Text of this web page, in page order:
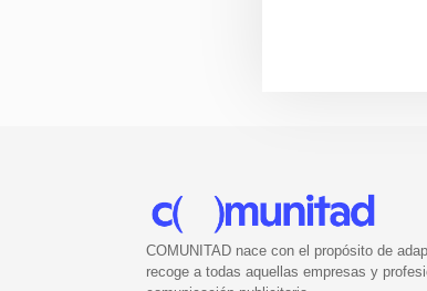
COMUNITAD nace con el propósito de
recoge a todas aquellas empresas y